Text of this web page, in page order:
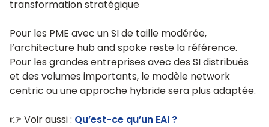
transformation stratégique
Pour les PME avec un SI de taille modérée,
l’architecture hub and spoke reste la référence.
Pour les grandes entreprises avec des SI distribués
et des volumes importants, le modèle network
centric ou une approche hybride sera plus adaptée.
👉 Voir aussi : Qu’est-ce qu’un EAI ?